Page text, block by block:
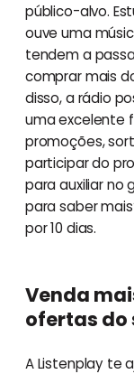
público-alvo.
ouve uma
tendem a
comprar mais
disso, a rádio
uma excelente
promoções,
participar do
para auxiliar no
para saber
por 10 dias.
Venda
ofertas do
A Listenplay te